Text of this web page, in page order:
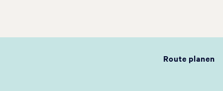
Route planen